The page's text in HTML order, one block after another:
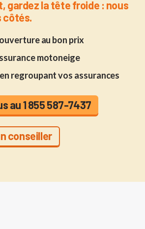
gardez la tête froide : nous
côtés.
au bon prix
motoneige
regroupant vos assurances
au 1 855 587-7437
conseiller